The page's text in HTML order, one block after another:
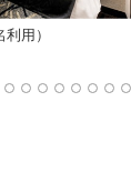
用）